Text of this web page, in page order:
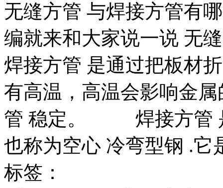
无缝方管 与焊接方管有
编就来和大家说一说 无
焊接方管 是通过把板材
有高温，高温会影响金
管 稳定。 焊接方管 是
也称为空心 冷弯型钢 .它
标签：